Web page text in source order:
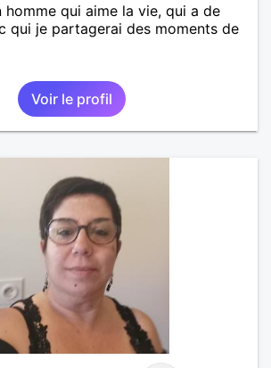
homme qui aime la vie, qui a de
qui je partagerai des moments de
Voir le profil